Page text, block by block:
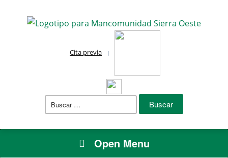
Cita previa
Buscar:
Open Menu